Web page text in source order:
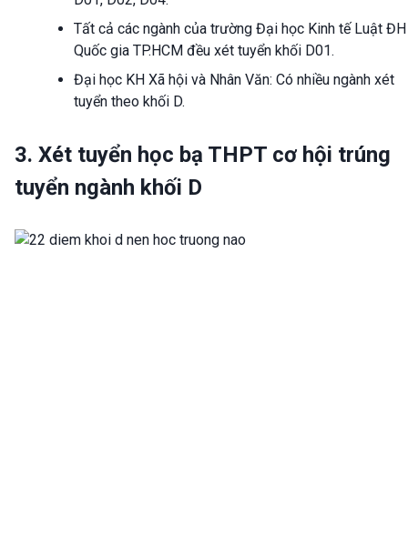
Tất cả các ngành của trường Đại học Kinh tế Luật ĐH
Quốc gia TP.HCM đều xét tuyển khối D01.
Đại học KH Xã hội và Nhân Văn: Có nhiều ngành xét
tuyển theo khối D.
3. Xét tuyển học bạ THPT cơ hội trúng
tuyển ngành khối D